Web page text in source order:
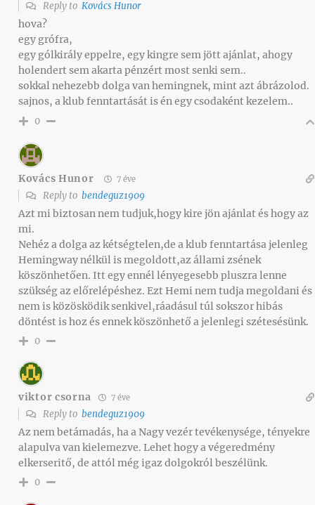
Reply to Kovács Hunor
hova?
egy grófra,
egy gólkirály eppelre, egy kingre sem jött ajánlat, ahogy
holendert sem akarta pénzért most senki sem..
sokkal nehezebb dolga van hemingnek, mint azt ábrázolod.
sajnos, a klub fenntartását is én egy csodaként kezelem..
0
Kovács Hunor 7 éve
Reply to bendeguz1909
Azt mi biztosan nem tudjuk,hogy kire jön ajánlat és hogy az
mi.
Nehéz a dolga az kétségtelen,de a klub fenntartása jelenleg
Hemingway nélkül is megoldott,az állami zsének
köszönhetően. Itt egy ennél lényegesebb pluszra lenne
szükség az előrelépéshez. Ezt Hemi nem tudja megoldani és
nem is közösködik senkivel,ráadásul túl sokszor hibás
döntést is hoz és ennek köszönhető a jelenlegi szétesésünk.
0
viktor csorna 7 éve
Reply to bendeguz1909
Az nem betámadás, ha a Nagy vezér tevékenysége, tényekre
alapulva van kielemezve. Lehet hogy a végeredmény
elkerseritő, de attól még igaz dolgokról beszélünk.
0